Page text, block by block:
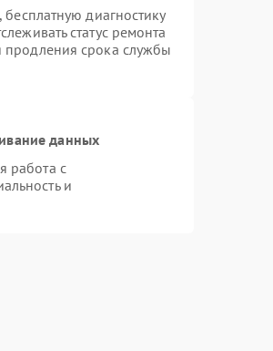
диагностику
статус ремонта
продления срока службы
данных
работа с
и